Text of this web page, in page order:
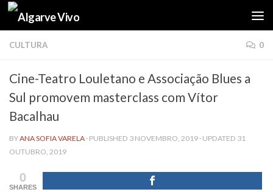
Skip to content
CULTURA 0
Cine-Teatro Louletano e Associação Blues a
Sul promovem masterclass com Vítor
Bacalhau
BYANA SOFIA VARELA · PUBLISHED 3 NOVEMBRO, 2019 · UPDATED 31
OUTUBRO, 2019
0
SHARES